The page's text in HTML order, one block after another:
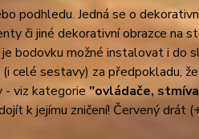
podhledu. Jedná se o
či jiné dekorativní obrazce na
bodovku možné instalovat i do
sestavy) za předpokladu,
- viz kategorie "ovládače,
k jejímu zničení! Červený drát